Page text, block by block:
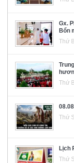
Gx.
Bổn
Thứ
Thứ
Thứ
Lịch
Thứ